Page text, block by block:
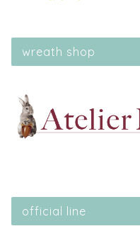
wreath shop
official line